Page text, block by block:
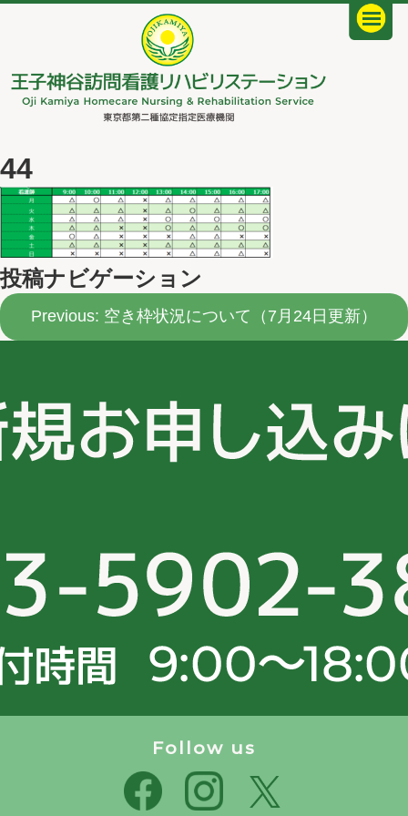
44
投稿ナビゲーション
Previous: 空き枠状況について（7月24日更新）
Follow us